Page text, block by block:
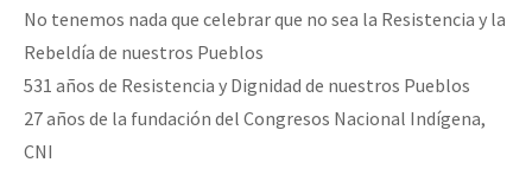
No tenemos nada que celebrar que no sea la Resistencia y la
Rebeldía de nuestros Pueblos
531 años de Resistencia y Dignidad de nuestros Pueblos
27 años de la fundación del Congresos Nacional Indígena,
CNI